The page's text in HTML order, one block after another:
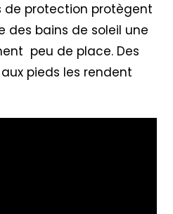
de protection protègent
des bains de soleil une
peu de place. Des
pieds les rendent